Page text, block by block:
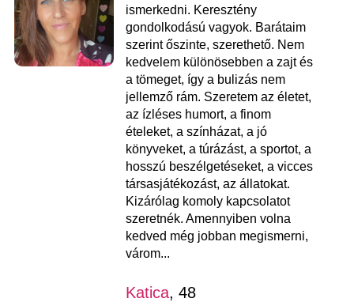
ismerkedni. Keresztény
gondolkodású vagyok. Barátaim
szerint őszinte, szerethető. Nem
kedvelem különösebben a zajt és
a tömeget, így a bulizás nem
jellemző rám. Szeretem az életet,
az ízléses humort, a finom
ételeket, a színházat, a jó
könyveket, a túrázást, a sportot, a
hosszú beszélgetéseket, a vicces
társasjátékozást, az állatokat.
Kizárólag komoly kapcsolatot
szeretnék. Amennyiben volna
kedved még jobban megismerni,
várom...
Katica, 48